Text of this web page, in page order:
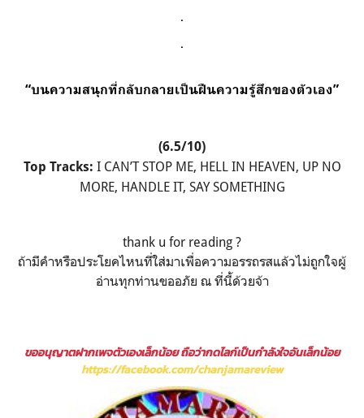
.
.
“บนความสนุกที่กลับกลายเป็นฝืนความรู้สึกของตัวเอง”
(6.5/10)
Top Tracks: I CAN’T STOP ME, HELL IN HEAVEN, UP NO
MORE, HANDLE IT, SAY SOMETHING
thank u for reading ?
ถ้ามีคำหรือประโยคไหนที่ใส่มาเพื่อความอรรถรสแล้วไม่ถูกใจผู้
อ่านทุกท่านขออภัย ณ ที่นี้ด้วยจ้า
ขออนุญาตฝากเพจตัวเองเล็กน้อย ถือว่ากดไลก์เป็นกำลังใจอันเล็กน้อย
https://facebook.com/chanjamareview